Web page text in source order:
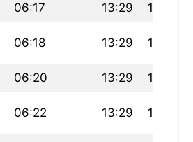
06:17 13:29 17:25
06:18 13:29 17:24
06:20 13:29 17:23
06:22 13:29 17:21